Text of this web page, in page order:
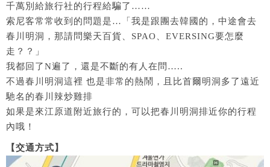
千萬別給旅行社的行程給騙了……
索尼客常常收到的問題是…「我是跟團去韓國的，中途會去
春川明洞，那請問樂天百貨、SPAO、EVERSING要怎麼
走？？」
我都回了N遍了，還是不斷的有人在問…..
不過春川明洞這裡 也是非常的熱鬧，且比首爾明洞多了遠近
馳名的春川辣炒雞排
如果是來江原道附近旅行的，可以把春川明洞排近你的行程
內哦！
【交通方式】